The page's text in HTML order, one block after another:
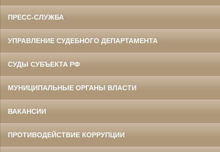
ПРЕСС-СЛУЖБА
УПРАВЛЕНИЕ СУДЕБНОГО ДЕПАРТАМЕНТА
СУДЫ СУБЪЕКТА РФ
МУНИЦИПАЛЬНЫЕ ОРГАНЫ ВЛАСТИ
ВАКАНСИИ
ПРОТИВОДЕЙСТВИЕ КОРРУПЦИИ